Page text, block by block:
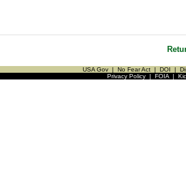
USA Gov | No Fear Act | DOI |
Privacy Policy| FOIA|